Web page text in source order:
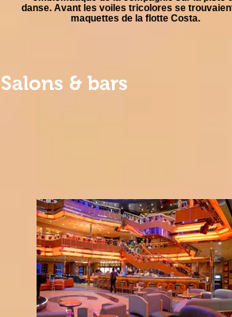
danse. Avant les voiles tricolores se
maquettes de la flotte Costa.
Salons & bars